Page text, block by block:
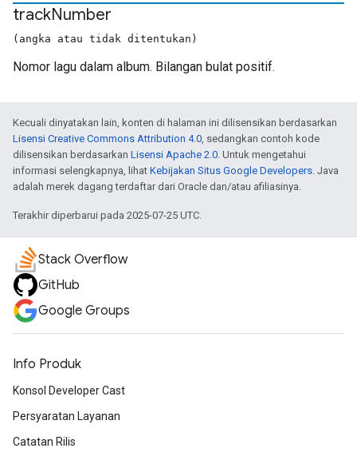
trackNumber
(angka atau tidak ditentukan)
Nomor lagu dalam album. Bilangan bulat positif.
Kecuali dinyatakan lain, konten di halaman ini dilisensikan berdasarkan
Lisensi Creative Commons Attribution 4.0, sedangkan contoh kode
dilisensikan berdasarkan Lisensi Apache 2.0. Untuk mengetahui
informasi selengkapnya, lihat Kebijakan Situs Google Developers. Java
adalah merek dagang terdaftar dari Oracle dan/atau afiliasinya.
Terakhir diperbarui pada 2025-07-25 UTC.
Stack Overflow
GitHub
Google Groups
Info Produk
Konsol Developer Cast
Persyaratan Layanan
Catatan Rilis